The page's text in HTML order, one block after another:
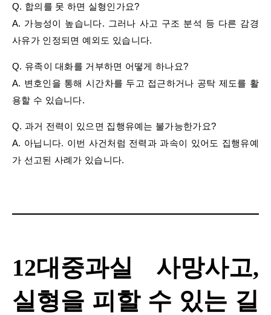
Q. 합의를 못 하면 실형인가요?
A. 가능성이 높습니다. 그러나 사고 구조 분석 등 다른 감경
사유가 인정되면 예외도 있습니다.
Q. 유족이 대화를 거부하면 어떻게 하나요?
A. 변호인을 통해 시간차를 두고 접근하거나 공탁 제도를 활
용할 수 있습니다.
Q. 과거 전력이 있으면 집행유예는 불가능한가요?
A. 아닙니다. 이번 사건처럼 전력과 과속이 있어도 집행유예
가 선고된 사례가 있습니다.
12대중과실 사망사고,
실형을 피할 수 있는 길